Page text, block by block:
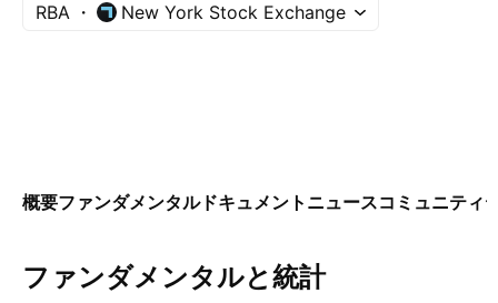
RBA New York Stock Exchange
概要ファンダメンタルドキュメント ニュースコミュニティ
ファンダメンタルと統計